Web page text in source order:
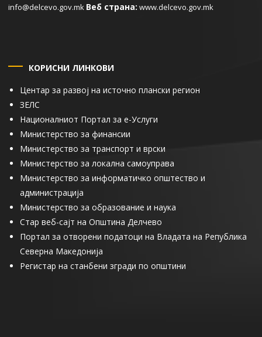
info@delcevo.gov.mk Веб страна: www.delcevo.gov.mk
КОРИСНИ ЛИНКОВИ
Центар за развој на источно плански регион
ЗЕЛС
Националниот Портал за е-Услуги
Министерство за финансии
Министерство за транспорт и врски
Министерство за локална самоуправа
Министерство за информатичко општество и
администрација
Министерство за образование и наука
Стар веб-сајт на Општина Делчево
Портал за отворени податоци на Владата на Република
Северна Македонија
Регистар на станбени згради по општини